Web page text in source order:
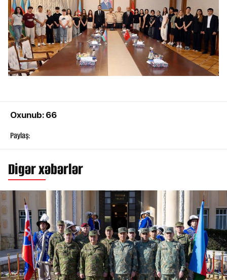
Oxunub: 66
Paylaş:
Digər xəbərlər